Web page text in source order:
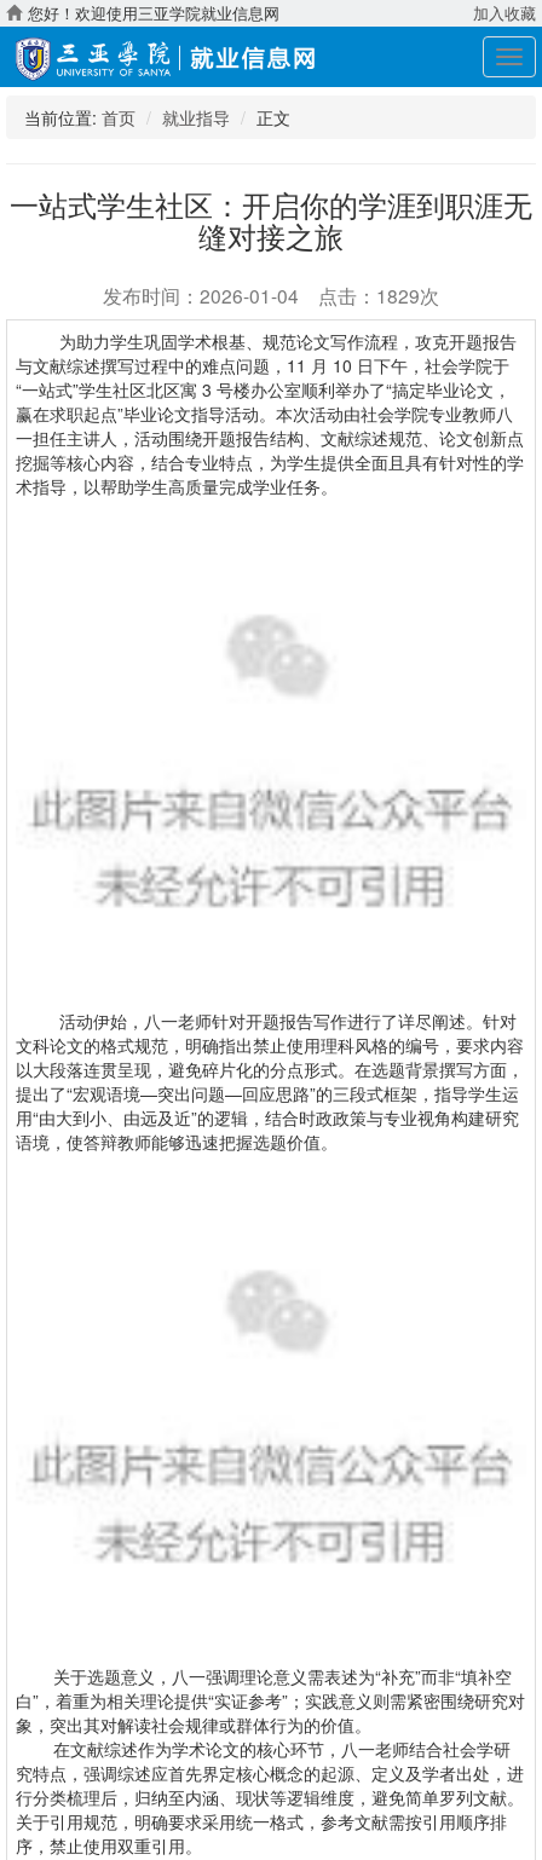
您好！欢迎使用三亚学院就业信息网 加入收藏
展
开
当前位置: 首页 就业指导 正文
一站式学生社区：开启你的学涯到职涯无
缝对接之旅
发布时间：2026-01-04 点击：1829次
为助力学生巩固学术根基、规范论文写作流程，攻克开题报告
与文献综述撰写过程中的难点问题，11 月 10 日下午，社会学院于
“一站式”学生社区北区寓 3 号楼办公室顺利举办了“搞定毕业论文，
赢在求职起点”毕业论文指导活动。本次活动由社会学院专业教师八
一担任主讲人，活动围绕开题报告结构、文献综述规范、论文创新点
挖掘等核心内容，结合专业特点，为学生提供全面且具有针对性的学
术指导，以帮助学生高质量完成学业任务。
活动伊始，八一老师针对开题报告写作进行了详尽阐述。针对
文科论文的格式规范，明确指出禁止使用理科风格的编号，要求内容
以大段落连贯呈现，避免碎片化的分点形式。在选题背景撰写方面，
提出了“宏观语境—突出问题—回应思路”的三段式框架，指导学生运
用“由大到小、由远及近”的逻辑，结合时政政策与专业视角构建研究
语境，使答辩教师能够迅速把握选题价值。
关于选题意义，八一强调理论意义需表述为“补充”而非“填补空
白”，着重为相关理论提供“实证参考”；实践意义则需紧密围绕研究对
象，突出其对解读社会规律或群体行为的价值。
在文献综述作为学术论文的核心环节，八一老师结合社会学研
究特点，强调综述应首先界定核心概念的起源、定义及学者出处，进
行分类梳理后，归纳至内涵、现状等逻辑维度，避免简单罗列文献。
关于引用规范，明确要求采用统一格式，参考文献需按引用顺序排
序，禁止使用双重引用。